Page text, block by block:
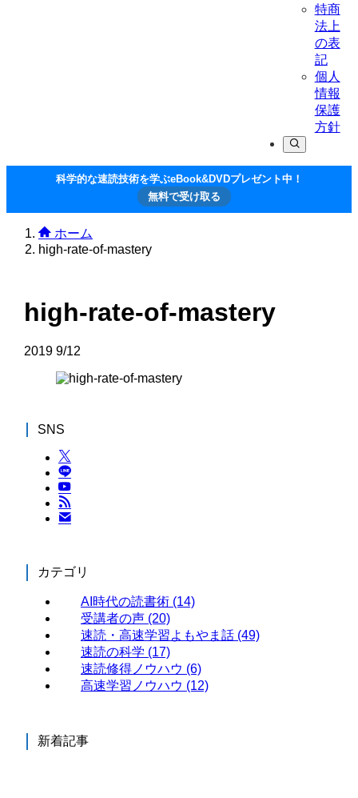
特商
法上
の表
記
個人
情報
保護
方針
科学的な速読技術を学ぶeBook&DVDプレゼント中！
無料で受け取る
ホーム
high-rate-of-mastery
high-rate-of-mastery
2019 9/12
SNS
カテゴリ
AI時代の読書術 (14)
受講者の声 (20)
速読・高速学習よもやま話 (49)
速読の科学 (17)
速読修得ノウハウ (6)
高速学習ノウハウ (12)
新着記事